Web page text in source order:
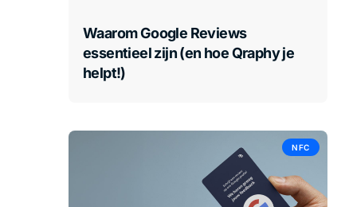
Waarom Google Reviews
essentieel zijn (en hoe Qraphy je
helpt!)
NFC